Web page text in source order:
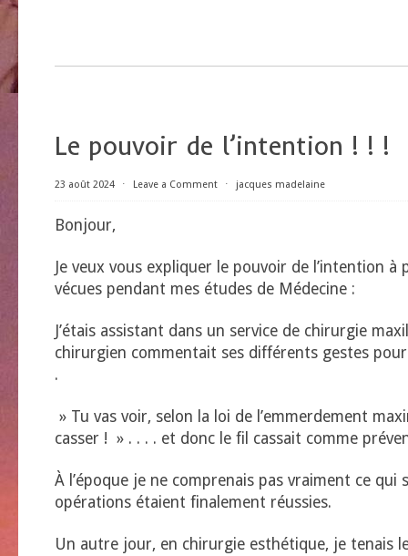
Le pouvoir de l’intention ! ! !
23 août 2024 ⋅ Leave a Comment ⋅ jacques madelaine
Bonjour,
Je veux vous expliquer le pouvoir de l’intention à
vécues pendant mes études de Médecine :
J’étais assistant dans un service de chirurgie
chirurgien commentait ses différents gestes
.
» Tu vas voir, selon la loi de l’emmerdement
casser ! » . . . . et donc le fil cassait comme
À l’époque je ne comprenais pas vraiment ce qui
opérations étaient finalement réussies.
Un autre jour, en chirurgie esthétique, je tenais